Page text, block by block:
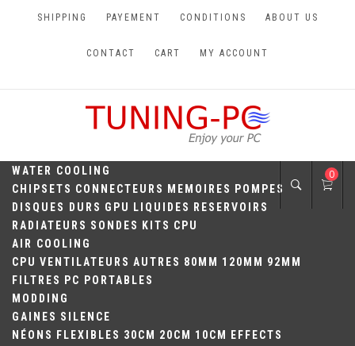
SHIPPING PAYEMENT CONDITIONS ABOUT US
CONTACT CART MY ACCOUNT
TUNING-PC
WATER COOLING
CHIPSETS CONNECTEURS MEMOIRES
POMPES
DISQUES DURS GPU LIQUIDES
RESERVOIRS
RADIATEURS SONDES KITS CPU
AIR COOLING
CPU VENTILATEURS AUTRES 80MM 120MM
92MM
FILTRES
PC PORTABLES
MODDING
GAINES SILENCE
NÉONS
FLEXIBLES 30CM 20CM 10CM
EFFECTS
0